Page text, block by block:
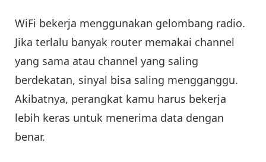
WiFi bekerja menggunakan gelombang radio.
Jika terlalu banyak router memakai channel
yang sama atau channel yang saling
berdekatan, sinyal bisa saling mengganggu.
Akibatnya, perangkat kamu harus bekerja
lebih keras untuk menerima data dengan
benar.